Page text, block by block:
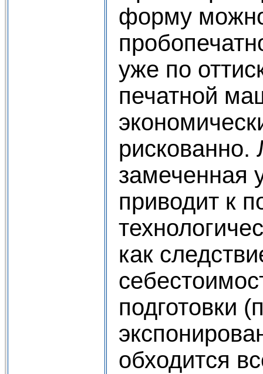
форму
уже по
печатной
рискованно.
замеченная
приводит к
как
подготовки
обходится